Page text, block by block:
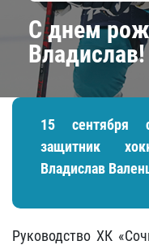
С днем
Владислав!
15 сентября
защитник
Владислав
Руководство ХК